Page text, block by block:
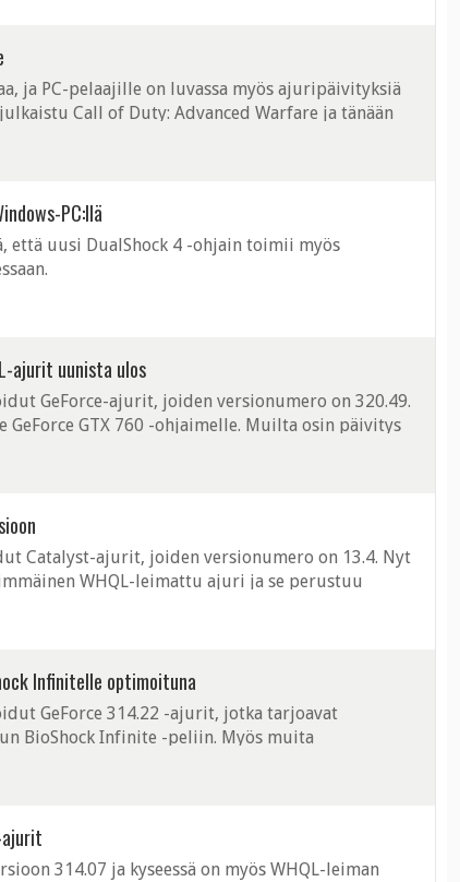
ja PC-pelaajille on luvassa myös ajuripäivityksiä
Call of Duty: Advanced Warfare ja tänään
PC:llä
että uusi DualShock 4 -ohjain toimii myös
ajurit uunista ulos
GeForce-ajurit, joiden versionumero on 320.49.
GTX 760 -ohjaimelle. Muilta osin päivitys
Catalyst-ajurit, joiden versionumero on 13.4. Nyt
WHQL-leimattu ajuri ja se perustuu
Infinitelle optimoituna
GeForce 314.22 -ajurit, jotka tarjoavat
BioShock Infinite -peliin. Myös muita
314.07 ja kyseessä on myös WHQL-leiman